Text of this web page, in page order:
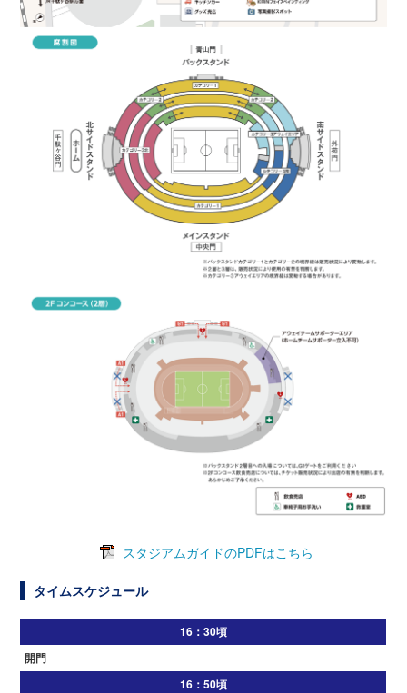
スタジアムガイドのPDFはこちら
タイムスケジュール
16：30頃
開門
16：50頃